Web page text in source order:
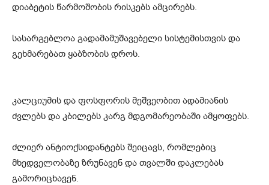
დიაბეტის წარმოშობის რისკებს ამცირებს.
სასარგებლოა გადამამუშავებელი სისტემისთვის და
გეხმარებათ ყაბზობის დროს.
კალციუმის და ფოსფორის მეშვეობით ადამიანის
ძვლებს და კბილებს კარგ მდგომარეობაში ამყოფებს.
ძლიერ ანტიოქსიდანტებს შეიცავს, რომლებიც
მხედველობაზე ზრუნავენ და თვალში დაკლებას
გამორიცხავენ.